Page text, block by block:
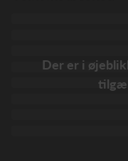
Der er i